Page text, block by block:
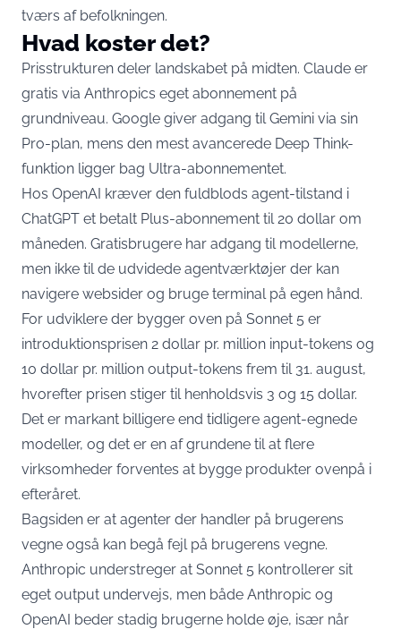
tværs af befolkningen.
Hvad koster det?
Prisstrukturen deler landskabet på midten. Claude er
gratis via Anthropics eget abonnement på
grundniveau. Google giver adgang til Gemini via sin
Pro-plan, mens den mest avancerede Deep Think-
funktion ligger bag Ultra-abonnementet.
Hos OpenAI kræver den fuldblods agent-tilstand i
ChatGPT et betalt Plus-abonnement til 20 dollar om
måneden. Gratisbrugere har adgang til modellerne,
men ikke til de udvidede agentværktøjer der kan
navigere websider og bruge terminal på egen hånd.
For udviklere der bygger oven på Sonnet 5 er
introduktionsprisen 2 dollar pr. million input-tokens og
10 dollar pr. million output-tokens frem til 31. august,
hvorefter prisen stiger til henholdsvis 3 og 15 dollar.
Det er markant billigere end tidligere agent-egnede
modeller, og det er en af grundene til at flere
virksomheder forventes at bygge produkter ovenpå i
efteråret.
Bagsiden er at agenter der handler på brugerens
vegne også kan begå fejl på brugerens vegne.
Anthropic understreger at Sonnet 5 kontrollerer sit
eget output undervejs, men både Anthropic og
OpenAI beder stadig brugerne holde øje, især når